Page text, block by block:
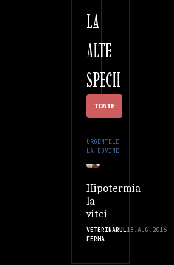
LA
ALTE
SPECII
TOATE
URGENTELE
LA BOVINE
Hipotermia
la
vitei
VETERINARUL
FERMA
18.AUG.2016